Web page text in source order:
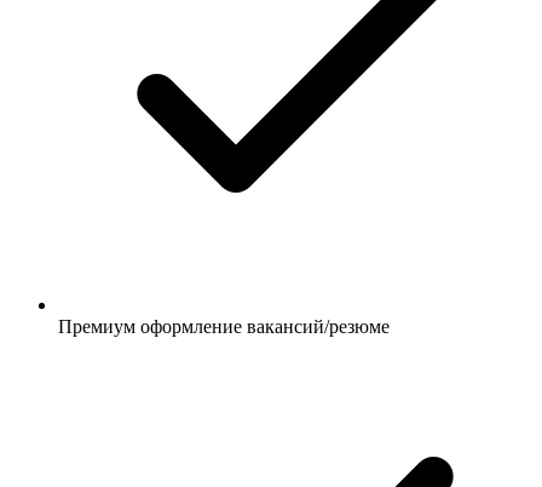
Премиум оформление вакансий/резюме